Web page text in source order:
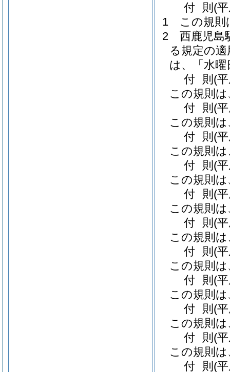
付 則 (
1
この規則
2
西鹿児島
る規定の
は、「水曜
付 則 (
この規則
付 則 (
この規則
付 則 (
この規則
付 則 (
この規則
付 則 (
この規則
付 則 (
この規則
付 則 (
この規則
付 則 (
この規則
付 則 (
この規則
付 則 (
この規則
付 則 (